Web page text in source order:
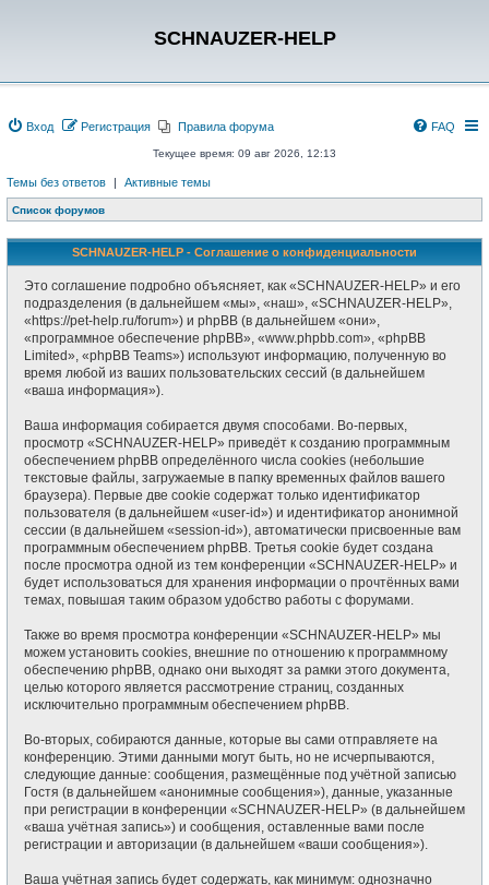
SCHNAUZER-HELP
Вход Регистрация Правила форума FAQ
Текущее время: 09 авг 2026, 12:13
Темы без ответов | Активные темы
Список форумов
SCHNAUZER-HELP - Соглашение о конфиденциальности
Это соглашение подробно объясняет, как «SCHNAUZER-HELP» и его
подразделения (в дальнейшем «мы», «наш», «SCHNAUZER-HELP»,
«https://pet-help.ru/forum») и phpBB (в дальнейшем «они»,
«программное обеспечение phpBB», «www.phpbb.com», «phpBB
Limited», «phpBB Teams») используют информацию, полученную во
время любой из ваших пользовательских сессий (в дальнейшем
«ваша информация»).
Ваша информация собирается двумя способами. Во-первых,
просмотр «SCHNAUZER-HELP» приведёт к созданию программным
обеспечением phpBB определённого числа cookies (небольшие
текстовые файлы, загружаемые в папку временных файлов вашего
браузера). Первые две cookie содержат только идентификатор
пользователя (в дальнейшем «user-id») и идентификатор анонимной
сессии (в дальнейшем «session-id»), автоматически присвоенные вам
программным обеспечением phpBB. Третья cookie будет создана
после просмотра одной из тем конференции «SCHNAUZER-HELP» и
будет использоваться для хранения информации о прочтённых вами
темах, повышая таким образом удобство работы с форумами.
Также во время просмотра конференции «SCHNAUZER-HELP» мы
можем установить cookies, внешние по отношению к программному
обеспечению phpBB, однако они выходят за рамки этого документа,
целью которого является рассмотрение страниц, созданных
исключительно программным обеспечением phpBB.
Во-вторых, собираются данные, которые вы сами отправляете на
конференцию. Этими данными могут быть, но не исчерпываются,
следующие данные: сообщения, размещённые под учётной записью
Гостя (в дальнейшем «анонимные сообщения»), данные, указанные
при регистрации в конференции «SCHNAUZER-HELP» (в дальнейшем
«ваша учётная запись») и сообщения, оставленные вами после
регистрации и авторизации (в дальнейшем «ваши сообщения»).
Ваша учётная запись будет содержать, как минимум: однозначно